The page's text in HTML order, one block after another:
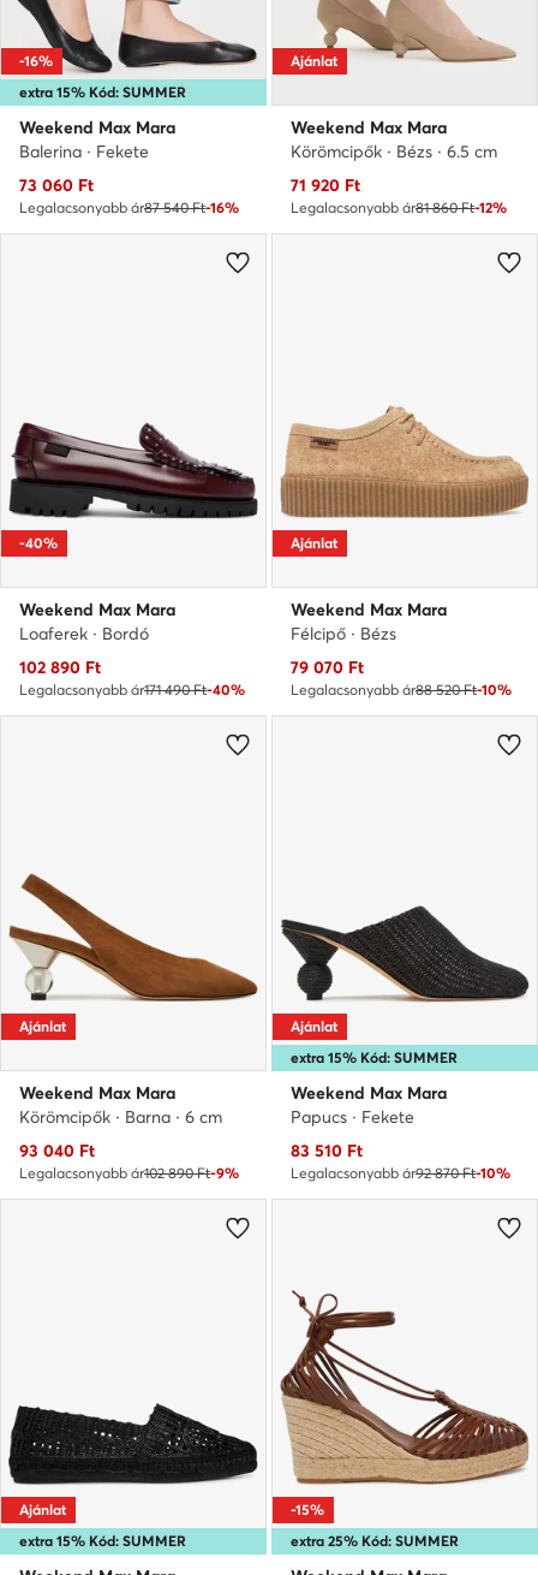
extra 15% Kód: SUMMER
-16%
Weekend Max Mara
Balerina · Fekete
Aktuális ár
73 060 Ft
Legalacsonyabb ár87 540 Ft-16%
Ajánlat
Weekend Max Mara
Körömcipők · Bézs · 6.5 cm
Aktuális ár
71 920 Ft
Legalacsonyabb ár81 860 Ft-12%
-40%
Weekend Max Mara
Loaferek · Bordó
Aktuális ár
102 890 Ft
Legalacsonyabb ár171 490 Ft-40%
Ajánlat
Weekend Max Mara
Félcipő · Bézs
Aktuális ár
79 070 Ft
Legalacsonyabb ár88 520 Ft-10%
Ajánlat
Weekend Max Mara
Körömcipők · Barna · 6 cm
Aktuális ár
93 040 Ft
Legalacsonyabb ár102 890 Ft-9%
extra 15% Kód: SUMMER
Ajánlat
Weekend Max Mara
Papucs · Fekete
Aktuális ár
83 510 Ft
Legalacsonyabb ár92 870 Ft-10%
extra 15% Kód: SUMMER
Ajánlat
extra 25% Kód: SUMMER
-15%